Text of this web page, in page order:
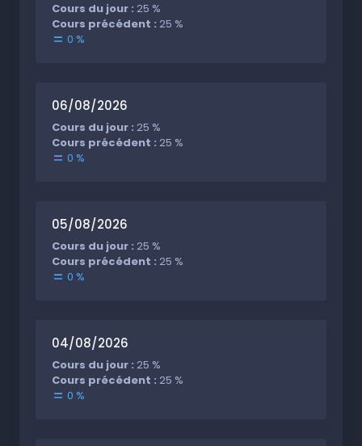
Cours du jour : 25 %
Cours précédent : 25 %
0 %
06/08/2026
Cours du jour : 25 %
Cours précédent : 25 %
0 %
05/08/2026
Cours du jour : 25 %
Cours précédent : 25 %
0 %
04/08/2026
Cours du jour : 25 %
Cours précédent : 25 %
0 %